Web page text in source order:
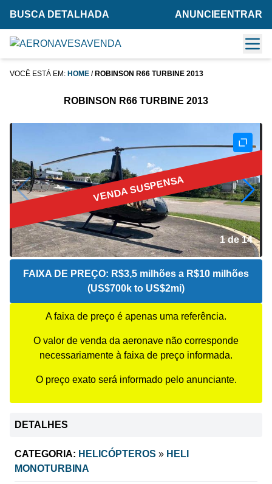
BUSCA DETALHADA ANUNCIE ENTRAR
VOCÊ ESTÁ EM: HOME / ROBINSON R66 TURBINE 2013
ROBINSON R66 TURBINE 2013
VENDA SUSPENSA
2 de 14
FAIXA DE PREÇO: R$3,5 milhões a R$10 milhões
(US$700k to US$2mi)
A faixa de preço é apenas uma referência.
O valor de venda da aeronave não corresponde
necessariamente à faixa de preço informada.
O preço exato será informado pelo anunciante.
DETALHES
CATEGORIA: HELICÓPTEROS » HELI
MONOTURBINA